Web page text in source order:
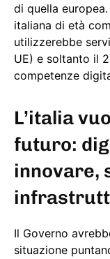
di quella
italiana di età
utilizzerebbe
UE) e soltanto il
competenze
L’italia
futuro:
innovare,
Il Governo
situazione